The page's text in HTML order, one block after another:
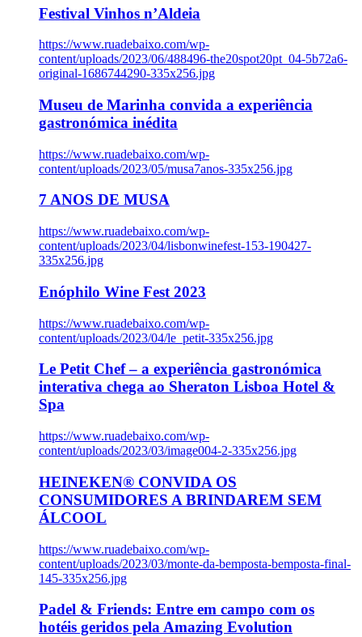
Festival Vinhos n’Aldeia
https://www.ruadebaixo.com/wp-
content/uploads/2023/06/488496-the20spot20pt_04-5b72a6-
original-1686744290-335x256.jpg
Museu de Marinha convida a experiência
gastronómica inédita
https://www.ruadebaixo.com/wp-
content/uploads/2023/05/musa7anos-335x256.jpg
7 ANOS DE MUSA
https://www.ruadebaixo.com/wp-
content/uploads/2023/04/lisbonwinefest-153-190427-
335x256.jpg
Enóphilo Wine Fest 2023
https://www.ruadebaixo.com/wp-
content/uploads/2023/04/le_petit-335x256.jpg
Le Petit Chef – a experiência gastronómica
interativa chega ao Sheraton Lisboa Hotel &
Spa
https://www.ruadebaixo.com/wp-
content/uploads/2023/03/image004-2-335x256.jpg
HEINEKEN® CONVIDA OS
CONSUMIDORES A BRINDAREM SEM
ÁLCOOL
https://www.ruadebaixo.com/wp-
content/uploads/2023/03/monte-da-bemposta-bemposta-final-
145-335x256.jpg
Padel & Friends: Entre em campo com os
hotéis geridos pela Amazing Evolution